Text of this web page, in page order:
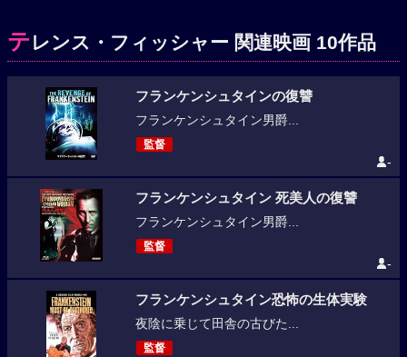
テ レンス・フィッシャー 関連映画 10作品
フランケンシュタインの復讐
フランケンシュタイン男爵...
監督
-
フランケンシュタイン 死美人の復讐
フランケンシュタイン男爵...
監督
-
フランケンシュタイン恐怖の生体実験
夜陰に乗じて田舎の古びた...
監督